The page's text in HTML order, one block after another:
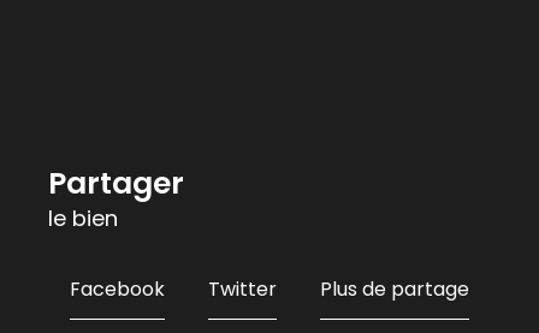
partager
le bien
Facebook Twitter Plus de partage